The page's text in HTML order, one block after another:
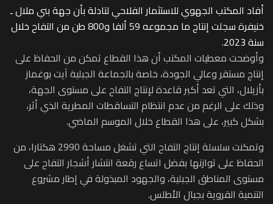
أفاد المكتب الجهوي للاستثمار الفلاحي لتادلة بأن جهة بني ملال ـ
خنيفرة سجلت إنتاج ما مجموعه 59 ألفا و800 طن من التفاح خلال
سنة 2023.
وأوضحت معطيات المكتب أن هذا القطاع تمكن من الحفاظ على
إنتاج مستقر وعالي الجودة، خاصة بالجماعة الجبلية آيت بوغماز
بأزيلال، التي تعد أكبر قاعدة لإنتاج التفاح على مستوى الجهة،
وذلك على الرغم من عدم انتظام التساقطات المطرية الذي أثر،
بشكل كبير، على هذا القطاع خلال الموسم الماضي.
وتمكنت سلسلة إنتاج التفاح التي تشغل مساحة 2990 هكتارا، من
الحفاظ على توازنها بفضل اتساع رقعة انتشار أشجار التفاح على
مستوى المناطق الجبلية، والجهود المبذولة في إطار مشروع
التنمية القروية بجبال الأطلس.